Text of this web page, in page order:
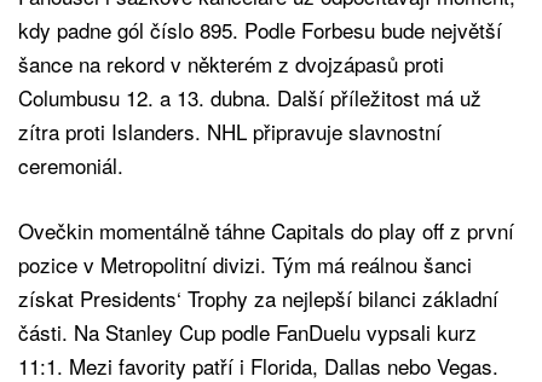
kdy padne gól číslo 895. Podle Forbesu bude největší
šance na rekord v některém z dvojzápasů proti
Columbusu 12. a 13. dubna. Další příležitost má už
zítra proti Islanders. NHL připravuje slavnostní
ceremoniál.
Ovečkin momentálně táhne Capitals do play off z první
pozice v Metropolitní divizi. Tým má reálnou šanci
získat Presidents‘ Trophy za nejlepší bilanci základní
části. Na Stanley Cup podle FanDuelu vypsali kurz
11:1. Mezi favority patří i Florida, Dallas nebo Vegas.